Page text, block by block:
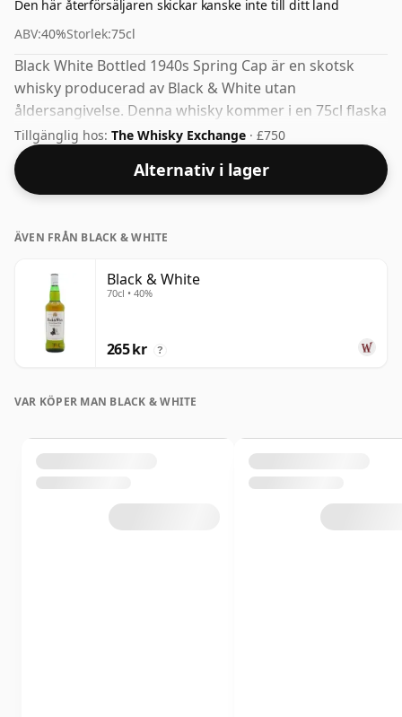
Den här återförsäljaren skickar kanske inte till ditt land
ABV:40%Storlek:75cl
Black White Bottled 1940s Spring Cap är en skotsk
whisky producerad av Black & White utan
åldersangivelse. Denna whisky kommer i en 75cl flaska
och buteljerades med en styrka på 40%.
Tillgänglig hos: The Whisky Exchange · £750
Alternativ i lager
ÄVEN FRÅN BLACK & WHITE
Black & White
70cl • 40%
265 kr ?
VAR KÖPER MAN BLACK & WHITE